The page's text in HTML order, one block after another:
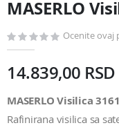
početak
galerije
MASERLO
Ocenite ovaj
14.839,00 RSD
MASERLO Visilica
Rafinirana visilica sa